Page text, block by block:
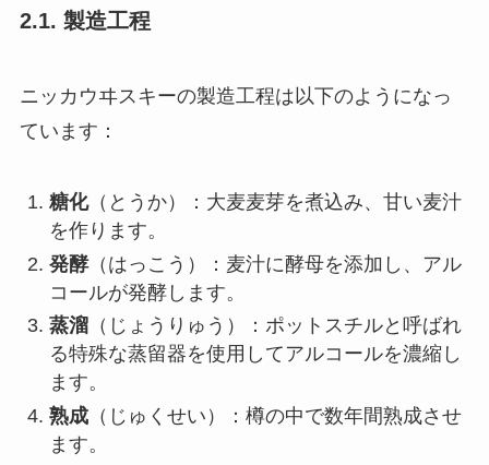
2.1. 製造工程
ニッカウヰスキーの製造工程は以下のようになっ
ています：
糖化（とうか）：大麦麦芽を煮込み、甘い麦汁
を作ります。
発酵（はっこう）：麦汁に酵母を添加し、アル
コールが発酵します。
蒸溜（じょうりゅう）：ポットスチルと呼ばれ
る特殊な蒸留器を使用してアルコールを濃縮し
ます。
熟成（じゅくせい）：樽の中で数年間熟成させ
ます。